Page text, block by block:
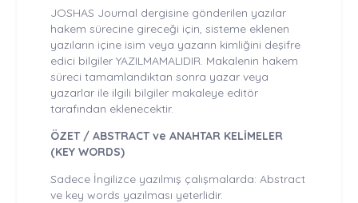
JOSHAS Journal dergisine gönderilen yazılar
hakem sürecine gireceği için, sisteme eklenen
yazıların içine isim veya yazarın kimliğini deşifre
edici bilgiler YAZILMAMALIDIR. Makalenin hakem
süreci tamamlandıktan sonra yazar veya
yazarlar ile ilgili bilgiler makaleye editör
tarafından eklenecektir.
ÖZET / ABSTRACT ve ANAHTAR KELİMELER
(KEY WORDS)
Sadece İngilizce yazılmış çalışmalarda: Abstract
ve key words yazılması yeterlidir.